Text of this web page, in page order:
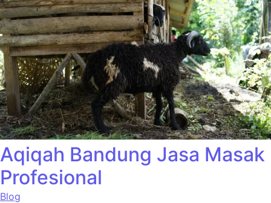
Aqiqah Bandung Jasa Masak
Profesional
Blog